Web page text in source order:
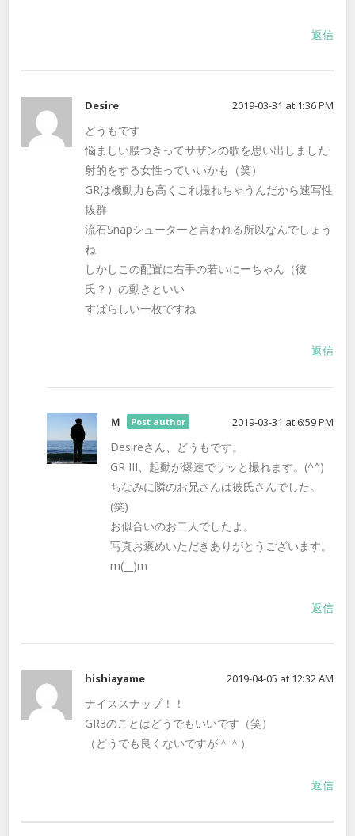
返信
Desire 2019-03-31 at 1:36 PM
どうもです
悩ましい腰つきってサザンの歌を思い出しました
射的をする女性っていいかも（笑）
GRは機動力も高くこれ撮れちゃうんだから速写性
抜群
流石Snapシューターと言われる所以なんでしょう
ね
しかしこの配置に右手の若いにーちゃん（彼
氏？）の動きといい
すばらしい一枚ですね
返信
Ｍ Post author 2019-03-31 at 6:59 PM
Desireさん、どうもです。
GR III、起動が爆速でサッと撮れます。(^^)
ちなみに隣のお兄さんは彼氏さんでした。
(笑)
お似合いのお二人でしたよ。
写真お褒めいただきありがとうございます。
m(__)m
返信
hishiayame 2019-04-05 at 12:32 AM
ナイススナップ！！
GR3のことはどうでもいいです（笑）
（どうでも良くないですが＾＾）
返信